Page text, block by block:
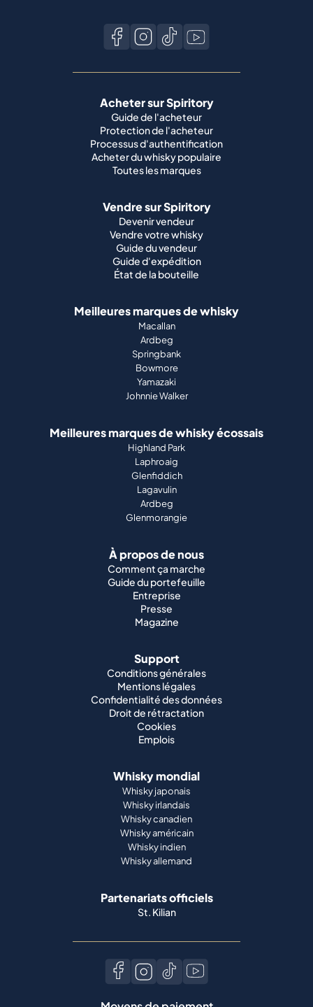
Acheter sur Spiritory
Guide de l'acheteur
Protection de l'acheteur
Processus d'authentification
Acheter du whisky populaire
Toutes les marques
Vendre sur Spiritory
Devenir vendeur
Vendre votre whisky
Guide du vendeur
Guide d'expédition
État de la bouteille
Meilleures marques de whisky
Macallan
Ardbeg
Springbank
Bowmore
Yamazaki
Johnnie Walker
Meilleures marques de whisky écossais
Highland Park
Laphroaig
Glenfiddich
Lagavulin
Ardbeg
Glenmorangie
À propos de nous
Comment ça marche
Guide du portefeuille
Entreprise
Presse
Magazine
Support
Conditions générales
Mentions légales
Confidentialité des données
Droit de rétractation
Cookies
Emplois
Whisky mondial
Whisky japonais
Whisky irlandais
Whisky canadien
Whisky américain
Whisky indien
Whisky allemand
Partenariats officiels
St. Kilian